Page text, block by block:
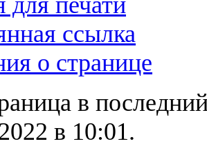
ссылка
о странице
в
в 10:01.